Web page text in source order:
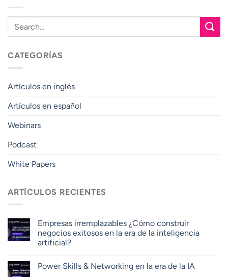
CATEGORÍAS
Artículos en inglés
Artículos en español
Webinars
Podcast
White Papers
ARTÍCULOS RECIENTES
Empresas irremplazables ¿Cómo construir
negocios exitosos en la era de la inteligencia
artificial?
Power Skills & Networking en la era de la IA